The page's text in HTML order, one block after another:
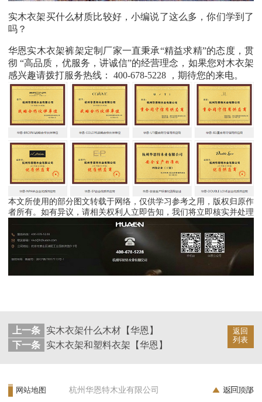
实木衣架买什么材质比较好，小编说了这么多，你们学到了
吗？
华恩实木衣架裤架定制厂家一直秉承“精益求精”的态度，贯
彻 “高品质，优服务，讲诚信”的经营理念，如果您对木衣架
感兴趣请拨打服务热线： 400-678-5228 ，期待您的来电。
本文所使用的部分图文转载于网络，仅供学习参考之用，版权归原作
者所有。如有异议，请相关权利人立即告知，我们将立即核实并处理
返回
列表
上一条
实木衣架什么木材【华恩】
下一条
实木衣架和塑料衣架【华恩】
网站地图 杭州华恩特木业有限公司